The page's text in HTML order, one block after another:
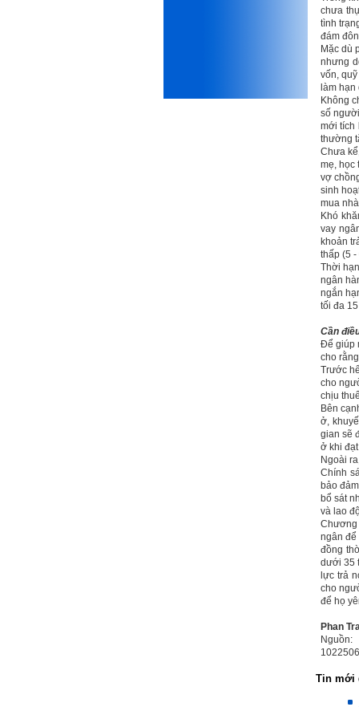
khỏe và năng lực để học đến
chưa
tình
đám
Mặc dù
nhưng
vốn,
làm
Không
số
mới tích
thường
Chưa
mẹ, học
vợ
sinh
mua
Khó
vay
khoản
thấp (5 -
Thời
ngân
ngắn
tối đa
Cần
Để giúp
cho
Trước
cho
chịu
Bên
ở,
gian sẽ
ở khi
Ngoài
Chính
bảo
bổ sát
và lao
Chương
ngân
đồng
dưới 35
lực trả
cho
để họ
Phan
Tin mới